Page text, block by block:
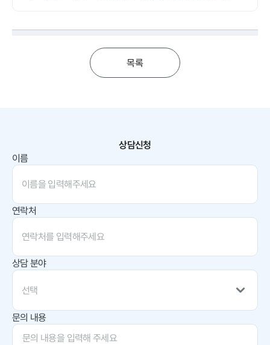
목록
상담신청
이름
연락처
상담 분야
선택
문의 내용